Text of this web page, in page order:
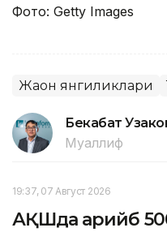
Фото: Getty Images
Жаҳон янгиликлари
Бекабат
Муаллиф
19:37, 07 Август 2026
АҚШда қарийб